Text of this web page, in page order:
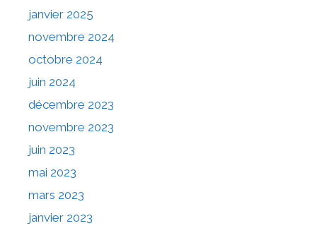
janvier 2025
novembre 2024
octobre 2024
juin 2024
décembre 2023
novembre 2023
juin 2023
mai 2023
mars 2023
janvier 2023